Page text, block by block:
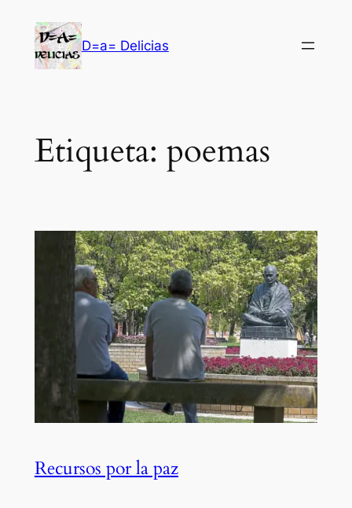
contenido
D=a= Delicias
Etiqueta: poemas
Recursos por la paz